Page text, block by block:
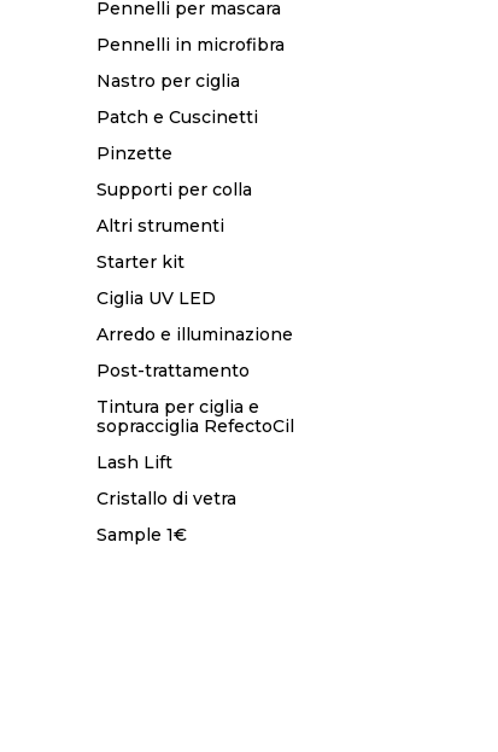
Pennelli per mascara
Pennelli in microfibra
Nastro per ciglia
Patch e Cuscinetti
Pinzette
Supporti per colla
Altri strumenti
Starter kit
Ciglia UV LED
Arredo e illuminazione
Post-trattamento
Tintura per ciglia e
sopracciglia RefectoCil
Lash Lift
Cristallo di vetra
Sample 1€